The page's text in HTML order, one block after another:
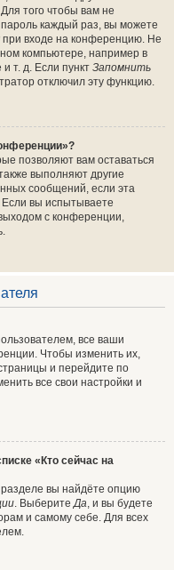
того чтобы вам не
каждый раз, вы можете
при входе на конференцию. Не
компьютере, например в
т. д. Если пункт Запомнить
отключил эту функцию.
позволяют вам оставаться
выполняют другие
сообщений, если эта
вы испытываете
с конференции,
все ваши
Чтобы изменить их,
и перейдите по
все свои настройки и
«Кто сейчас на
вы найдёте опцию
. ВыберитеДа, и вы будете
и самому себе. Для всех